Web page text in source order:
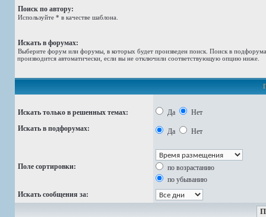
Поиск по автору:
Используйте * в качестве шаблона.
Искать в форумах:
Выберите форум или форумы, в которых будет произведен поиск. Поиск в
производится автоматически, если вы не отключили соответствующую опцию ниже.
Искать только в решенных темах:
Искать в подфорумах:
Да Нет
Да Нет
Поле сортировки:
по возрастанию
по убыванию
Искать сообщения за: